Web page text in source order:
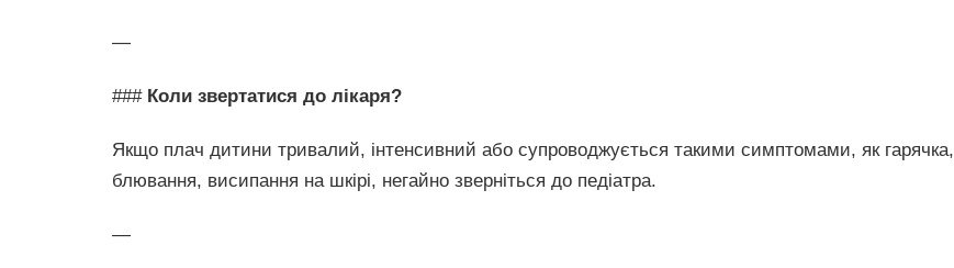
—
### Коли звертатися до лікаря?
Якщо плач дитини тривалий, інтенсивний або супроводжується такими симптомами, як гарячка,
блювання, висипання на шкірі, негайно зверніться до педіатра.
—